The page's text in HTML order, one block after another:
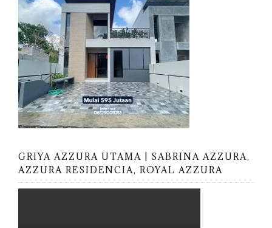
GRIYA AZZURA UTAMA | SABRINA AZZURA,
AZZURA RESIDENCIA, ROYAL AZZURA